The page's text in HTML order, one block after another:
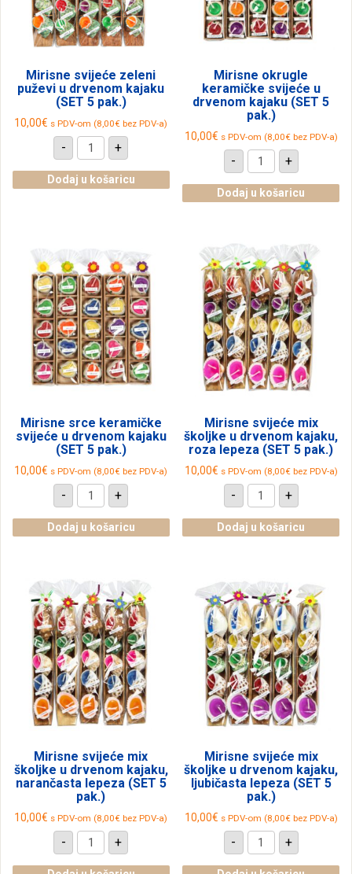
Mirisne svijeće zeleni
puževi u drvenom kajaku
(SET 5 pak.)
10,00€ s PDV-om (8,00€ bez PDV-a)
-
Mirisne
svijeće
puževi
u
pak.)
količina
+
Dodaj u košaricu
Mirisne okrugle
keramičke svijeće u
drvenom kajaku (SET 5
pak.)
10,00€ s PDV-om (8,00€bez PDV-a)
-
Mirisne
okrugle
svijeće
u
(SET
5
pak.)
količina
+
Dodaj u košaricu
Mirisne srce keramičke
svijeće u drvenom kajaku
(SET 5 pak.)
10,00€ s PDV-om (8,00€ bez PDV-a)
-
Mirisne
srce
svijeće
u
5
pak.)
količina
+
Dodaj u košaricu
Mirisne svijeće mix
školjke u drvenom kajaku,
roza lepeza (SET 5 pak.)
10,00€ s PDV-om (8,00€bez PDV-a)
-
Mirisne
svijeće
školjke
u
lepeza
(SET
5
pak.)
količina
+
Dodaj u košaricu
Mirisne svijeće mix
školjke u drvenom kajaku,
narančasta lepeza (SET 5
pak.)
10,00€ s PDV-om (8,00€ bez PDV-a)
-
Mirisne
svijeće
+
Mirisne svijeće mix
školjke u drvenom kajaku,
ljubičasta lepeza (SET 5
pak.)
10,00€ s PDV-om (8,00€bez PDV-a)
-
Mirisne
svijeće
+